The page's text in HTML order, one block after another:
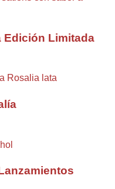
Edición Limitada